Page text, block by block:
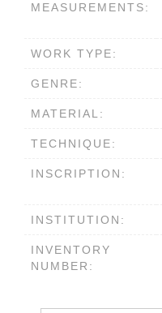
MEASUREMENTS:
WORK TYPE:
GENRE:
MATERIAL:
TECHNIQUE:
INSCRIPTION:
INSTITUTION:
INVENTORY
NUMBER: